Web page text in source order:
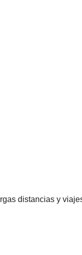
distancias y